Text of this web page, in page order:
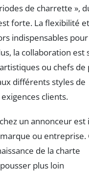
de charrette »,
forte. La flexibilité
indispensables
la collaboration est
ou chefs de
différents styles de
clients.
un annonceur
ou entreprise.
de la charte
plus loin